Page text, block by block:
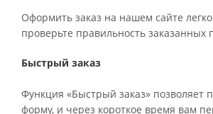
Оформить заказ на нашем сайте
проверьте правильность
Быстрый заказ
Функция «Быстрый заказ» позволяет
форму, и через короткое время вам